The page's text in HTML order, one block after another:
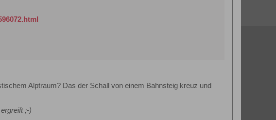
Alptraum? Das der Schall von einem Bahnsteig kreuz und
;-)